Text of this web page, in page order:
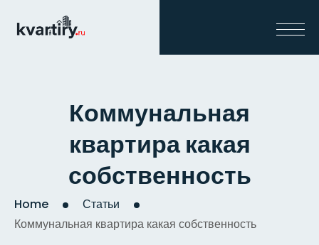
Коммунальная
квартира какая
собственность
Home
Статьи
Коммунальная квартира какая собственность